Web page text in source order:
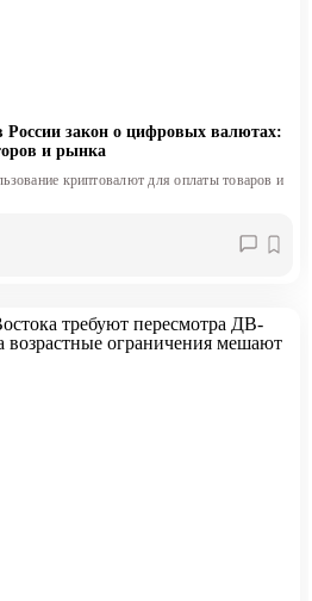
закон о цифровых валютах:
и рынка
криптовалют для оплаты товаров и